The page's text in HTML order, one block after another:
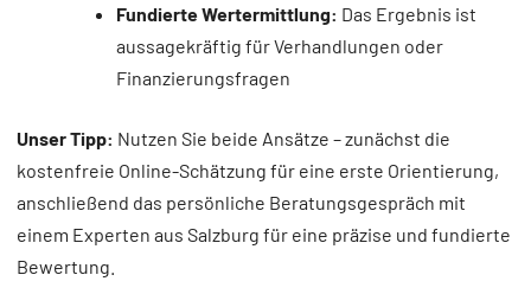
Fundierte Wertermittlung: Das Ergebnis ist
aussagekräftig für Verhandlungen oder
Finanzierungsfragen
Unser Tipp: Nutzen Sie beide Ansätze – zunächst die
kostenfreie Online-Schätzung für eine erste Orientierung,
anschließend das persönliche Beratungsgespräch mit
einem Experten aus Salzburg für eine präzise und fundierte
Bewertung.